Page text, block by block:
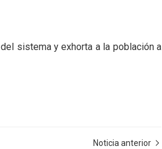
sistema y exhorta a la población a
Noticia anterior